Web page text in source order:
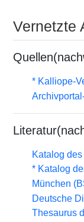
Vernetzte
* Kalliope-
Katalog
* Katalog
München
Deutsche
Thesaurus